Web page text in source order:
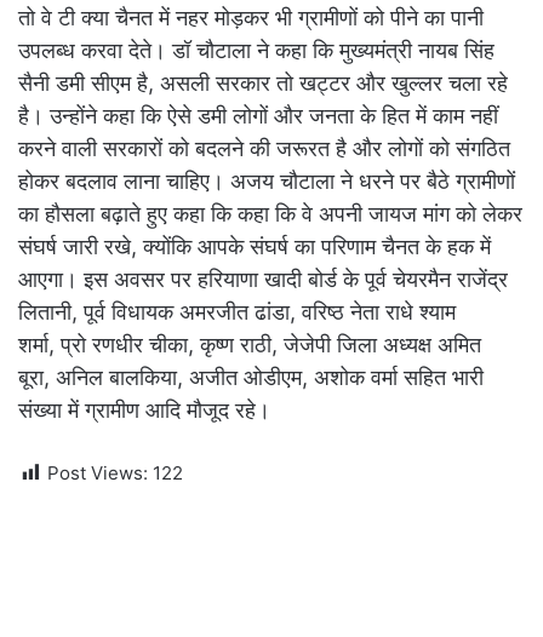
तो वे टी क्या चैनत में नहर मोड़कर भी ग्रामीणों को पीने का पानी
उपलब्ध करवा देते। डॉ चौटाला ने कहा कि मुख्यमंत्री नायब सिंह
सैनी डमी सीएम है, असली सरकार तो खट्टर और खुल्लर चला रहे
है। उन्होंने कहा कि ऐसे डमी लोगों और जनता के हित में काम नहीं
करने वाली सरकारों को बदलने की जरूरत है और लोगों को संगठित
होकर बदलाव लाना चाहिए। अजय चौटाला ने धरने पर बैठे ग्रामीणों
का हौसला बढ़ाते हुए कहा कि कहा कि वे अपनी जायज मांग को लेकर
संघर्ष जारी रखे,क्योंकि आपके संघर्ष का परिणाम चैनत के हक में
आएगा। इस अवसर पर हरियाणा खादी बोर्ड के पूर्व चेयरमैन राजेंद्र
लितानी,पूर्व विधायक अमरजीत ढांडा,वरिष्ठ नेता राधे श्याम
शर्मा,प्रो रणधीर चीका,कृष्ण राठी,जेजेपी जिला अध्यक्ष अमित
बूरा, अनिल बालकिया, अजीत ओडीएम, अशोक वर्मा सहित भारी
संख्या में ग्रामीण आदि मौजूद रहे।
Post Views: 122